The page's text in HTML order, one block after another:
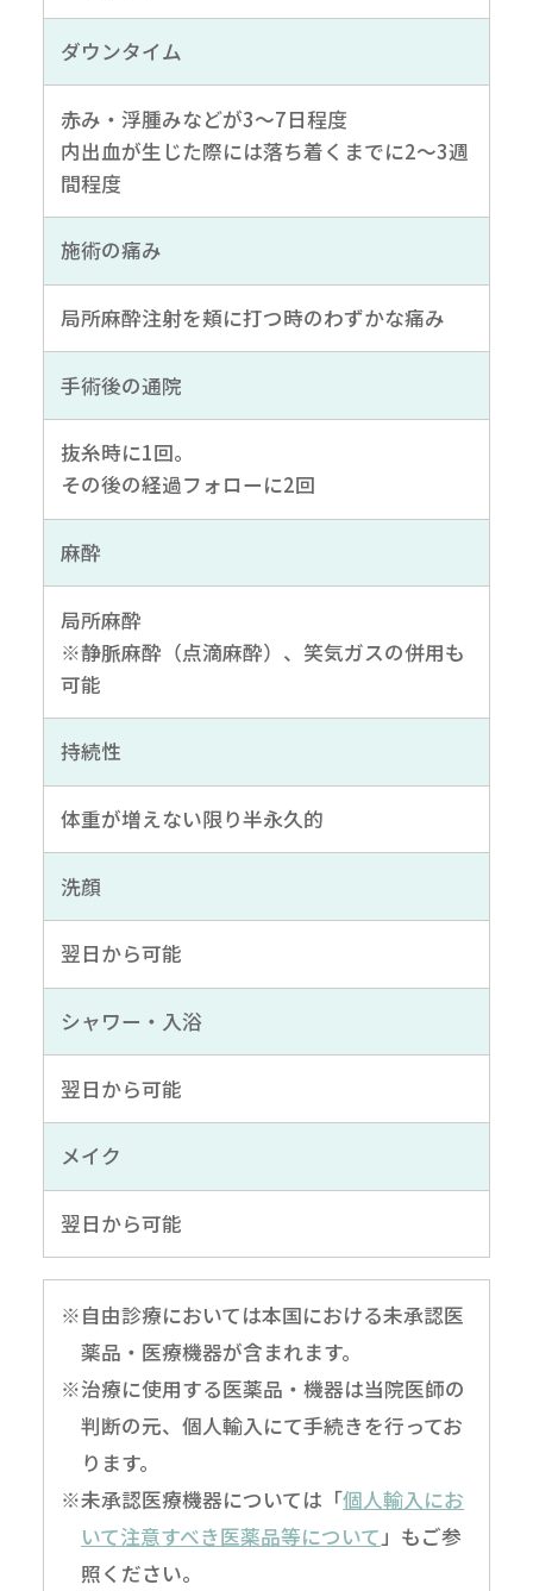
ダウンタイム
赤み・浮腫みなどが3～7日程度
内出血が生じた際には落ち着くまでに2～3週
間程度
施術の痛み
局所麻酔注射を頬に打つ時のわずかな痛み
手術後の通院
抜糸時に1回。
その後の経過フォローに2回
麻酔
局所麻酔
※静脈麻酔（点滴麻酔）、笑気ガスの併用も
可能
持続性
体重が増えない限り半永久的
洗顔
翌日から可能
シャワー・入浴
翌日から可能
メイク
翌日から可能
※自由診療においては本国における未承認医
薬品・医療機器が含まれます。
※治療に使用する医薬品・機器は当院医師の
判断の元、個人輸入にて手続きを行ってお
ります。
※未承認医療機器については「個人輸入にお
いて注意すべき医薬品等について」もご参
照ください。